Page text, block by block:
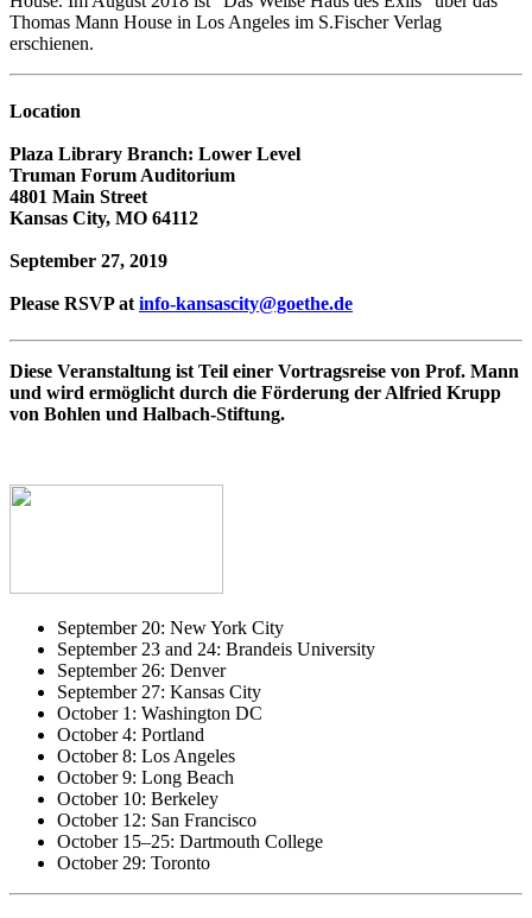
Thomas Mann House in Los Angeles im S.Fischer Verlag
erschienen.
Location
Plaza Library Branch: Lower Level
Truman Forum Auditorium
4801 Main Street
Kansas City, MO 64112
September 27, 2019
Please RSVP at info-kansascity@goethe.de
Diese Veranstaltung ist Teil einer Vortragsreise von Prof. Mann
und wird ermöglicht durch die Förderung der Alfried Krupp
von Bohlen und Halbach-Stiftung.
September 20: New York City
September 23 and 24: Brandeis University
September 26: Denver
September 27: Kansas City
October 1: Washington DC
October 4: Portland
October 8: Los Angeles
October 9: Long Beach
October 10: Berkeley
October 12: San Francisco
October 15–25: Dartmouth College
October 29: Toronto